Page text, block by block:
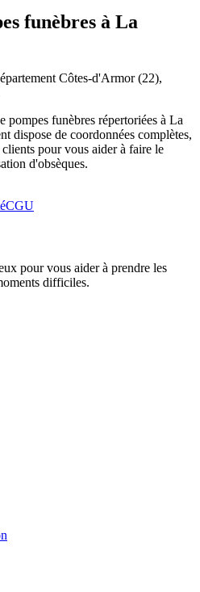
funèbres à La
Côtes-d'Armor(22),
pompes funèbres répertoriées à La
dispose de coordonnées complètes,
pour vous aider à faire le
d'obsèques.
CGU
pour vous aider à prendre les
difficiles.